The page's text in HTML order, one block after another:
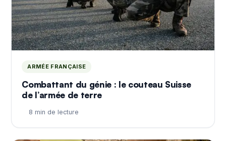
ARMÉE FRANÇAISE
Combattant du génie : le couteau Suisse
de l’armée de terre
8 min de lecture